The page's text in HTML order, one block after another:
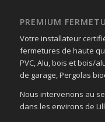
PREMIUM
Votre installateur
fermetures de haute
PVC, Alu, bois et bois/
de garage, Pergolas
Nous intervenons au
dans les environs de